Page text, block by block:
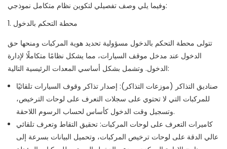
وفيما يلي وصف تفصيلي لتكوين نظام متكامل نموذجي:
1. محطة التحكم بالدخول
تتولى محطة التحكم بالدخول مسؤولية تحديد هوية المركبات ومنحها حق
الدخول عند مدخل موقف السيارات، مما يشكل نظامًا متكاملًا لإدارة
الدخول. وتشمل بشكل أساسي المعدات الرئيسية التالية:
صناديق التذاكر (موزعات التذاكر): إصدار تذاكر وقوف السيارات تلقائيًا
للمركبات التي لا تحتوي على سجلات التعرف على لوحات الترخيص،
وتسجيل وقت الدخول كأساس لحساب الرسوم اللاحقة.
كاميرات التعرف على لوحات المركبات: تحقيق التقاط وتعرف تلقائي
عالي الدقة على لوحات ترخيص المركبات، وتحميل البيانات بسرعة إلى